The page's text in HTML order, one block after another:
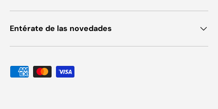
Entérate de las novedades
Formas de pago aceptadas